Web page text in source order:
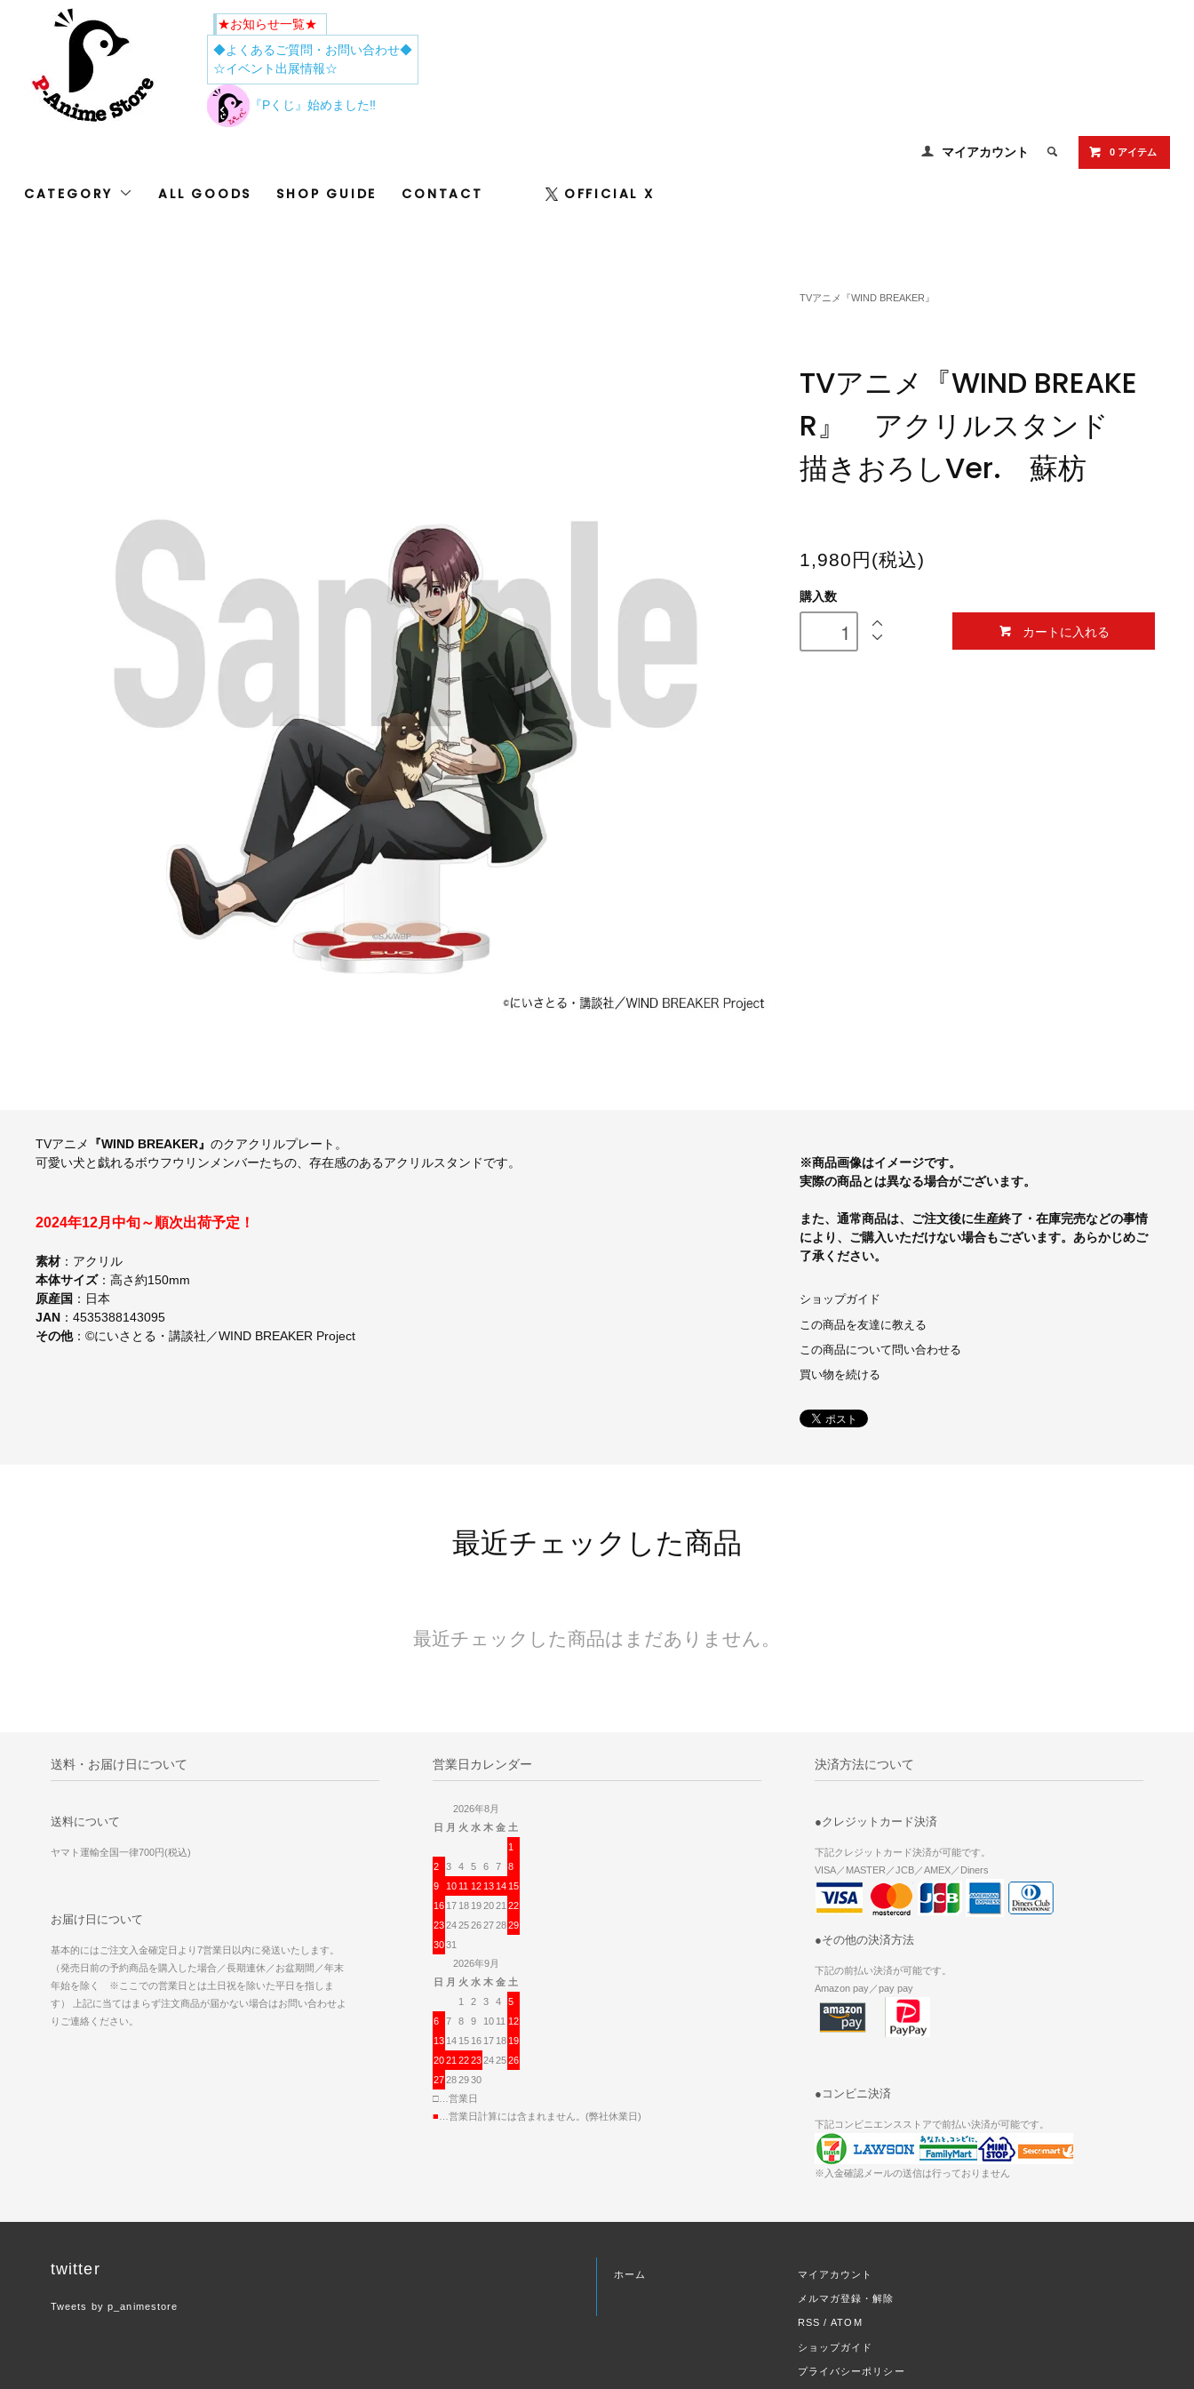
★お知らせ一覧★
◆よくあるご質問・お問い合わせ◆
☆イベント出展情報☆
『Pくじ』始めました‼
マイアカウント 0 アイテム
CATEGORY ALL GOODS SHOP GUIDE CONTACT OFFICIAL X
TVアニメ『WIND BREAKER』
TVアニメ『WIND BREAKE
R』 アクリルスタンド
描きおろしVer. 蘇枋
1,980円(税込)
購入数
カートに入れる
TVアニメ 『WIND BREAKER』 のクアクリルプレート。
可愛い犬と戯れるボウフウリンメンバーたちの、存在感のあるアクリルスタンドです。
2024年12月中旬～順次出荷予定！
素材：アクリル
本体サイズ：高さ約150mm
原産国 ：日本
JAN：4535388143095
その他：©にいさとる・講談社／WIND BREAKER Project
※商品画像はイメージです。
実際の商品とは異なる場合がございます。
また、通常商品は、ご注文後に生産終了・在庫完売などの事情
により、ご購入いただけない場合もございます。あらかじめご
了承ください。
ショップガイド
この商品を友達に教える
この商品について問い合わせる
買い物を続ける
最近チェックした商品
最近チェックした商品はまだありません。
送料・お届け日について
送料について
ヤマト運輸全国一律700円(税込)
お届け日について
基本的にはご注文入金確定日より7営業日以内に発送いたします。
（発売日前の予約商品を購入した場合／長期連休／お盆期間／年末
年始を除く ※ここでの営業日とは土日祝を除いた平日を指しま
す） 上記に当てはまらず注文商品が届かない場合はお問い合わせよ
りご連絡ください。
営業日カレンダー
2026年8月
日 月 火 水 木 金 土
1
2
3 4 5 6 7
8
9
10 11 12 13 14 15
16 17 18 192021 22
23242526272829
3031
2026年9月
日 月 火 水 木 金 土
1
2 3 4
5
6
7 8 9 10 11 12
13 14 15 16 17 18 19
2021 2223242526
27282930
□…営業日
■ …営業日計算には含まれません。(弊社休業日)
決済方法について
●クレジットカード決済
下記クレジットカード決済が可能です。
VISA／MASTER／JCB／AMEX／Diners
●その他の決済方法
下記の前払い決済が可能です。
Amazon pay／pay pay
●コンビニ決済
下記コンビニエンスストアで前払い決済が可能です。
※入金確認メールの送信は行っておりません
twitter
Tweets by p_animestore
ホーム マイアカウント
メルマガ登録・解除
RSS /ATOM
ショップガイド
プライバシーポリシー